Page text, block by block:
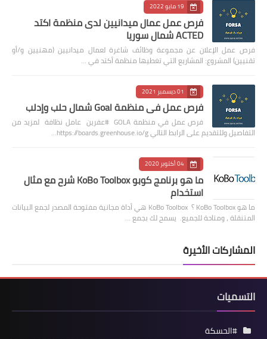
19 مايو 2022
فرص عمل عمال ميدانيين لدى منظمة اكتد
ACTED شمال سوريا
فرص عمل الإعلان عن مجموعة وظائف شاغرة لعمال ميدانيين (مهنيين و/أو
تقنيين) المشروع: المشاريع التي تغطيها منظمة أكتد في …
01 ديسمبر 2021
فرص عمل في منظمة Goal شمال حلب وإدلب
فرص عمل في منظمة GOLA #عفرين عامل نظافة لمزيد من
التفاصيل وللتقديم على الرابط التالي https://boards.greenhouse.io/g…
04 أكتوبر 2020
ما هو برنامج كوبو KoBo Toolbox شرح مع مثال
استخدام
ما هو KoBo Toolbox ؟ KoBo Toolbox هي أداة مجانية مفتوحة المصدر لجمع البيانات
المتنقلة ، ومتاحة للجميع. يسمح لك بجمع …
المشاركات الأخيرة
التسميات
#الحسكة